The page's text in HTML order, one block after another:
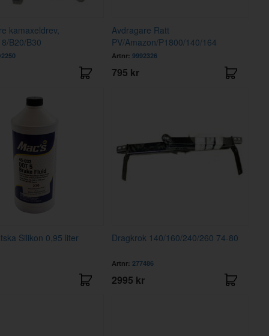
kamaxeldrev,
B20/B30
Avdragare Ratt
PV/Amazon/P1800/140/164
Artnr:9992326
795 kr
Silikon 0,95 liter Dragkrok 140/160/240/260 74-80
Artnr: 277486
2995 kr